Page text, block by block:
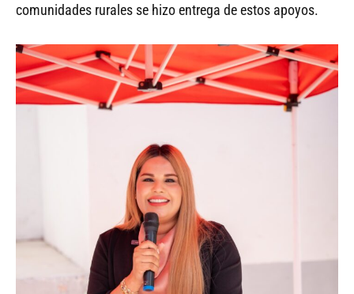
comunidades rurales se hizo entrega de estos apoyos.